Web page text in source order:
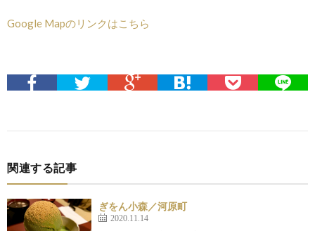
Google Mapのリンクはこちら
関連する記事
ぎをん小森／河原町
2020.11.14